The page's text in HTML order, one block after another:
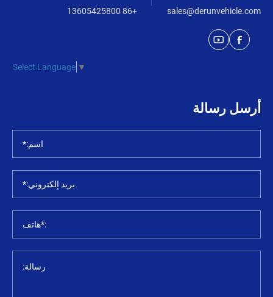
+86 13605425800 sales@derunvehicle.com
Select Language ▼
أرسل رسالة
اسم:*
بريد إلكتروني:*
:*هاتف
رسالة: